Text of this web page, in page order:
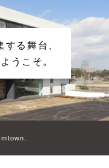
る舞台、
うこそ。